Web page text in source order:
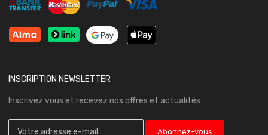
INSCRIPTION NEWSLETTER
Inscrivez vous et recevez nos offres et actualités